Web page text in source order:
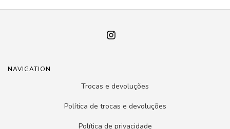
NAVIGATION
Trocas e devoluções
Política de trocas e devoluções
Política de privacidade